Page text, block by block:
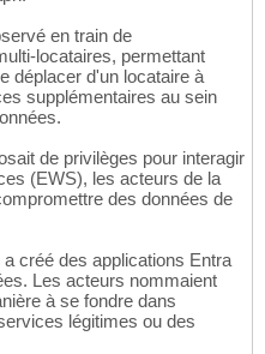
en train de
locataires, permettant
déplacer d'un locataire à
supplémentaires au sein
de privilèges pour interagir
(EWS), les acteurs de la
des données de
créé des applications Entra
Les acteurs nommaient
à se fondre dans
légitimes ou des